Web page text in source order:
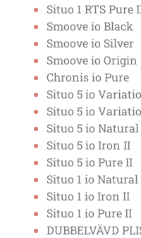
Situo 1 RTS Pure
Smoove io Black
Smoove io Silver
Smoove io Origin
Chronis io Pure
Situo 5 io
Situo 5 io
Situo 5 io
Situo 5 io Iron II
Situo 5 io Pure II
Situo 1 io Natural
Situo 1 io Iron II
Situo 1 io Pure II
DUBBELVÄVD